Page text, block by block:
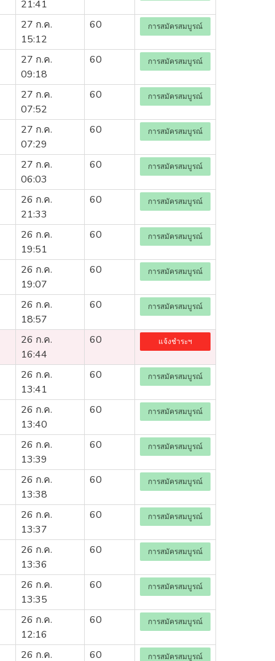
21:41
27 ก.ค.
15:12
60 การสมัครสมบูรณ์
27 ก.ค.
09:18
60 การสมัครสมบูรณ์
27 ก.ค.
07:52
60 การสมัครสมบูรณ์
27 ก.ค.
07:29
60 การสมัครสมบูรณ์
27 ก.ค.
06:03
60 การสมัครสมบูรณ์
26 ก.ค.
21:33
60 การสมัครสมบูรณ์
26 ก.ค.
19:51
60 การสมัครสมบูรณ์
26 ก.ค.
19:07
60 การสมัครสมบูรณ์
26 ก.ค.
18:57
60 การสมัครสมบูรณ์
26 ก.ค.
16:44
60 แจ้งชำระฯ
26 ก.ค.
13:41
60 การสมัครสมบูรณ์
26 ก.ค.
13:40
60 การสมัครสมบูรณ์
26 ก.ค.
13:39
60 การสมัครสมบูรณ์
26 ก.ค.
13:38
60 การสมัครสมบูรณ์
26 ก.ค.
13:37
60 การสมัครสมบูรณ์
26 ก.ค.
13:36
60 การสมัครสมบูรณ์
26 ก.ค.
13:35
60 การสมัครสมบูรณ์
26 ก.ค.
12:16
60 การสมัครสมบูรณ์
26 ก.ค. 60 การสมัครสมบูรณ์